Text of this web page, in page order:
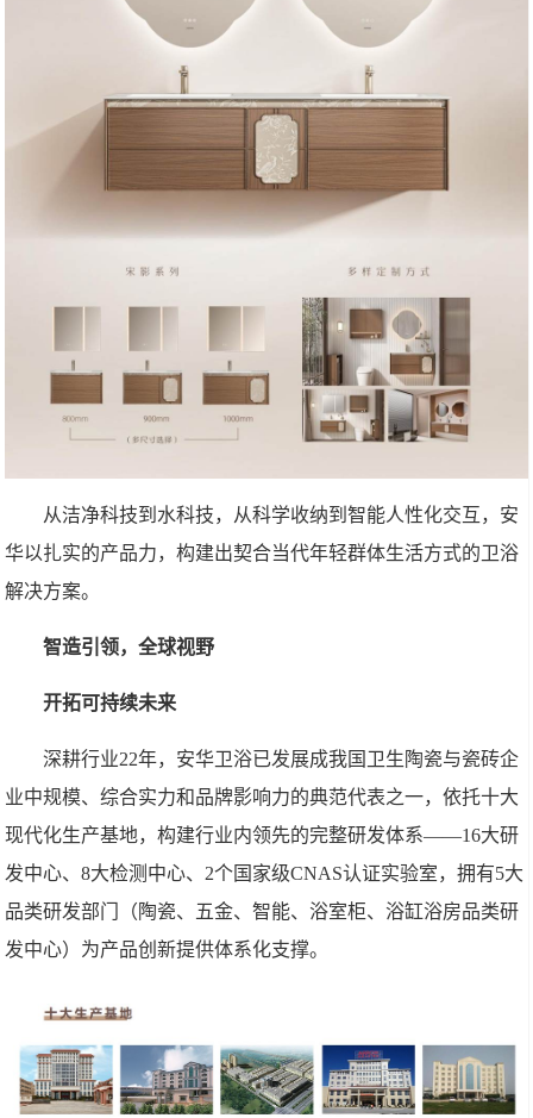
从洁净科技到水科技，从科学收纳到智能人性化交互，安
华以扎实的产品力，构建出契合当代年轻群体生活方式的卫浴
解决方案。
智造引领，全球视野
开拓可持续未来
深耕行业22年，安华卫浴已发展成我国卫生陶瓷与瓷砖企
业中规模、综合实力和品牌影响力的典范代表之一，依托十大
现代化生产基地，构建行业内领先的完整研发体系——16大研
发中心、8大检测中心、2个国家级CNAS认证实验室，拥有5大
品类研发部门（陶瓷、五金、智能、浴室柜、浴缸浴房品类研
发中心）为产品创新提供体系化支撑。